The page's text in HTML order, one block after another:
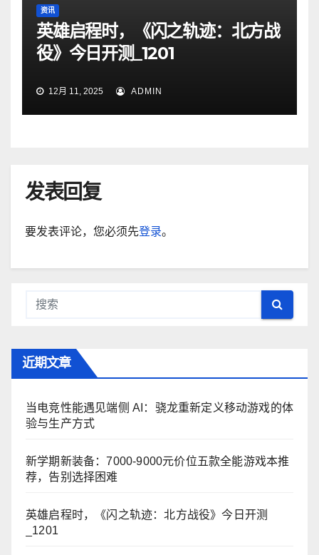
资讯
英雄启程时，《闪之轨迹：北方战
役》今日开测_1201
12月 11, 2025 ADMIN
发表回复
要发表评论，您必须先登录。
近期文章
当电竞性能遇见端侧 AI：骁龙重新定义移动游戏的体
验与生产方式
新学期新装备：7000-9000元价位五款全能游戏本推
荐，告别选择困难
英雄启程时，《闪之轨迹：北方战役》今日开测
_1201